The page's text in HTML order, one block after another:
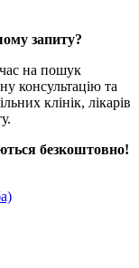
запиту?
на пошук
консультацію та
клінік, лікарів
безкоштовно!